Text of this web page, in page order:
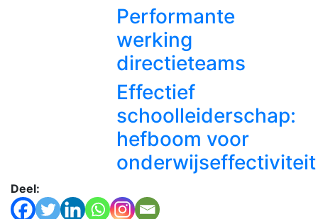
Performante
werking
directieteams
Effectief
schoolleiderschap:
hefboom voor
onderwijseffectiviteit
Deel: